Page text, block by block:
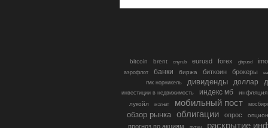
bitcoin brent cnyrub eurusd forex gbpusd
аэрофлот банки биржа биткоин брокеры
гмк норникель
дивиденды доллар
инвестиции в недвижимость индекс мб
инфляция
лукойл
магнит мобильный пост
обзор рынка облигации опрос
прогноз по акциям раскрытие